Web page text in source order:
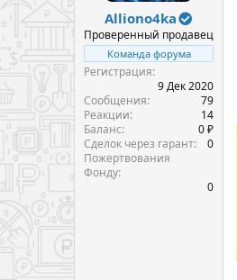
Alliono4ka
Проверенный продавец
Команда форума
Регистрация
9 Дек 2020
Сообщения
79
Реакции
14
Баланс
0 ₽
Сделок через гарант
0
Пожертвования
Фонду
0